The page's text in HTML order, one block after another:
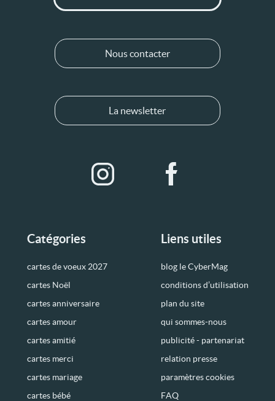
Catégories
cartes de voeux 2027
cartes Noël
cartes anniversaire
cartes amour
cartes amitié
cartes merci
cartes mariage
cartes bébé
Liens utiles
blog le CyberMag
conditions d’utilisation
plan du site
qui sommes-nous
publicité - partenariat
relation presse
paramètres cookies
FAQ
Nous contacter
La newsletter